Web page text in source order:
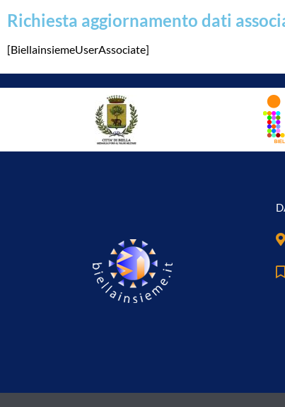
Richiesta aggiornamento dati
[BiellainsiemeUserAssociate]